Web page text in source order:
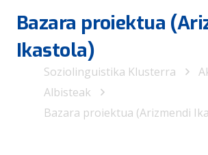
Bazara proiektua
Ikastola)
Soziolinguistika Klusterra
Albisteak
Bazara proiektua (Arizmendi